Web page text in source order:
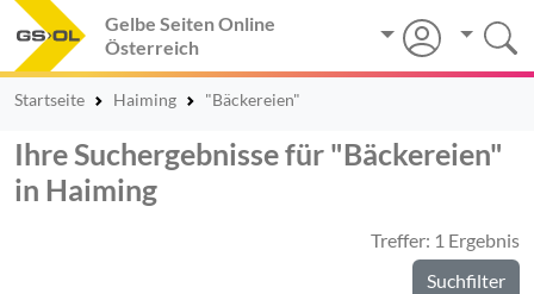
Gelbe Seiten Online
Österreich
Startseite Haiming "Bäckereien"
Ihre Suchergebnisse für "Bäckereien"
in Haiming
Treffer: 1 Ergebnis
Suchfilter